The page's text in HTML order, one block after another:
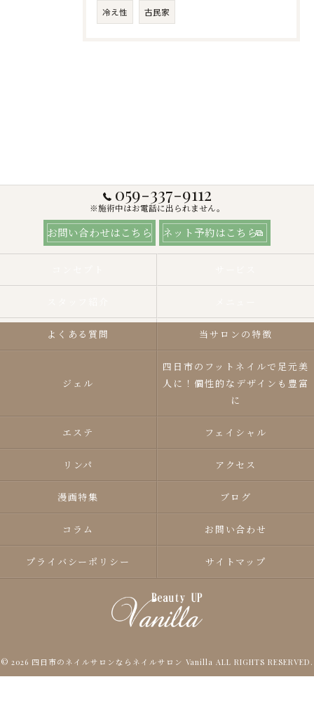
冷え性 古民家
059-337-9112
※施術中はお電話に出られません。
お問い合わせはこちら ネット予約はこちら
よくある質問 当サロンの特徴
ジェル
四日市のフットネイルで足元美
人に！個性的なデザインも豊富
に
エステ フェイシャル
リンパ アクセス
漫画特集 ブログ
コラム お問い合わせ
プライバシーポリシー サイトマップ
© 2026 四日市のネイルサロンならネイルサロン Vanilla ALL RIGHTS RESERVED.